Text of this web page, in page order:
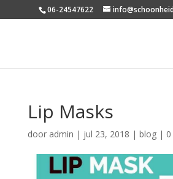
06-24547622
Lip Masks
door admin | jul 23, 2018 | blog|